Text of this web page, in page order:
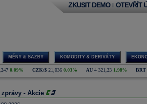
ZKUSIT DEMO | OTEVŘÍT
MĚNY & SAZBY KOMODITY & DERIVÁTY
0,09% CZK/$ 21,036 0,03% AU 4 321,23 1,98% BRT
zprávy - Akcie